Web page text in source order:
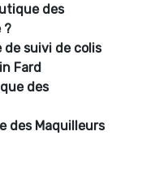
des
?
suivi de colis
Fard
des
des Maquilleurs